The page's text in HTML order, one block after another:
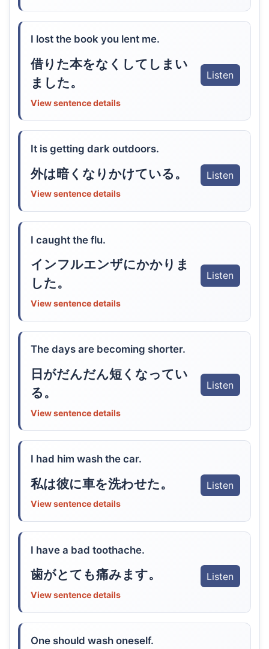
I lost the book you lent me.
借りた本をなくしてしまい
ました。
Listen
View sentence details
It is getting dark outdoors.
外は暗くなりかけている。 Listen
View sentence details
I caught the flu.
インフルエンザにかかりま
した。
Listen
View sentence details
The days are becoming shorter.
日がだんだん短くなってい
る。
Listen
View sentence details
I had him wash the car.
私は彼に車を洗わせた。 Listen
View sentence details
I have a bad toothache.
歯がとても痛みます。 Listen
View sentence details
One should wash oneself.